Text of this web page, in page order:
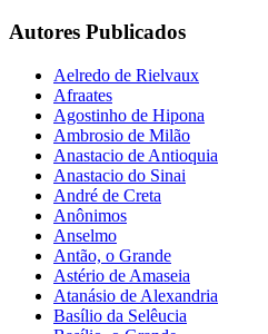
Autores Publicados
Aelredo de Rielvaux
Afraates
Agostinho de Hipona
Ambrosio de Milão
Anastacio de Antioquia
Anastacio do Sinai
André de Creta
Anônimos
Anselmo
Antão, o Grande
Astério de Amaseia
Atanásio de Alexandria
Basílio da Selêucia